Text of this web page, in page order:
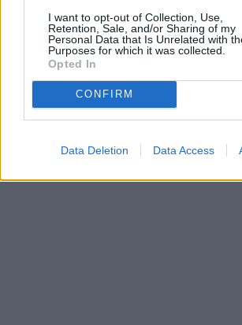
I want to opt-out of Collection, Use,
Retention, Sale, and/or Sharing of my
Personal Data that Is Unrelated with
Purposes for which it was collected.
Opted In
CONFIRM
Data Deletion Data Access